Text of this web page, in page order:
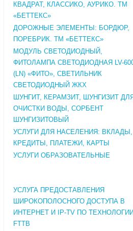
КВАДРАТ, КЛАССИКО, АУРИКО. ТМ
«БЕТТЕКС»
ДОРОЖНЫЕ ЭЛЕМЕНТЫ: БОРДЮР,
ПОРЕБРИК. ТМ «БЕТТЕКС»
МОДУЛЬ СВЕТОДИОДНЫЙ,
ФИТОЛАМПА СВЕТОДИОДНАЯ LV-
(LN) «ФИТО», СВЕТИЛЬНИК
СВЕТОДИОДНЫЙ ЖКХ
ШУНГИТ, КЕРАМЗИТ, ШУНГИЗИТ
ОЧИСТКИ ВОДЫ, СОРБЕНТ
ШУНГИЗИТОВЫЙ
УСЛУГИ ДЛЯ НАСЕЛЕНИЯ: ВКЛАДЫ,
КРЕДИТЫ, ПЛАТЕЖИ, КАРТЫ
УСЛУГИ ОБРАЗОВАТЕЛЬНЫЕ
УСЛУГА ПРЕДОСТАВЛЕНИЯ
ШИРОКОПОЛОСНОГО ДОСТУПА В
ИНТЕРНЕТ И IP-TV ПО ТЕХНОЛОГИИ
FTTB